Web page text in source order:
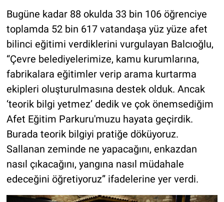
Bugüne kadar 88 okulda 33 bin 106 öğrenciye
toplamda 52 bin 617 vatandaşa yüz yüze afet
bilinci eğitimi verdiklerini vurgulayan Balcıoğlu,
“Çevre belediyelerimize, kamu kurumlarına,
fabrikalara eğitimler verip arama kurtarma
ekipleri oluşturulmasına destek olduk. Ancak
‘teorik bilgi yetmez’ dedik ve çok önemsediğim
Afet Eğitim Parkuru'muzu hayata geçirdik.
Burada teorik bilgiyi pratiğe döküyoruz.
Sallanan zeminde ne yapacağını, enkazdan
nasıl çıkacağını, yangına nasıl müdahale
edeceğini öğretiyoruz” ifadelerine yer verdi.